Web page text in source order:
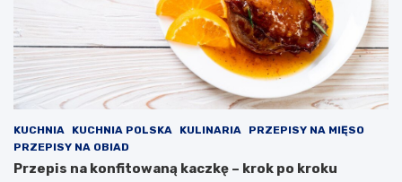
KUCHNIA KUCHNIA POLSKA KULINARIA
PRZEPISY NA MIĘSO
PRZEPISY NA OBIAD
Przepis na konfitowaną kaczkę – krok po kroku